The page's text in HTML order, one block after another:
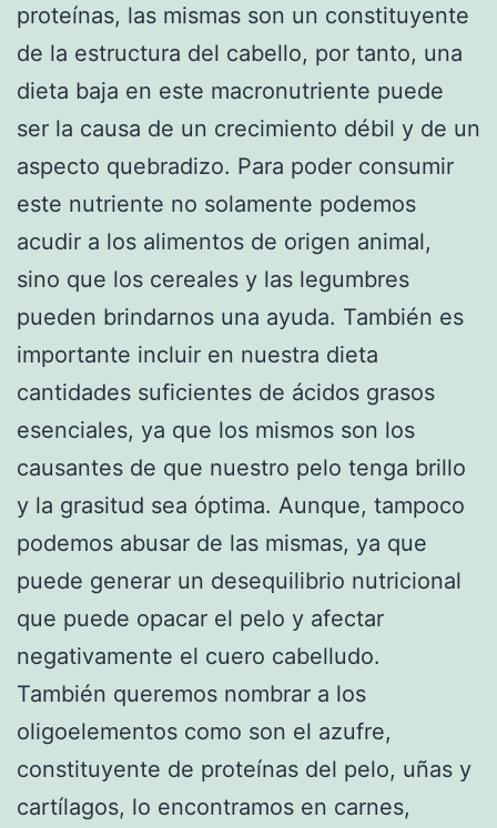
proteínas, las mismas son un constituyente
de la estructura del cabello, por tanto, una
dieta baja en este macronutriente puede
ser la causa de un crecimiento débil y de un
aspecto quebradizo. Para poder consumir
este nutriente no solamente podemos
acudir a los alimentos de origen animal,
sino que los cereales y las legumbres
pueden brindarnos una ayuda. También es
importante incluir en nuestra dieta
cantidades suficientes de ácidos grasos
esenciales, ya que los mismos son los
causantes de que nuestro pelo tenga brillo
y la grasitud sea óptima. Aunque, tampoco
podemos abusar de las mismas, ya que
puede generar un desequilibrio nutricional
que puede opacar el pelo y afectar
negativamente el cuero cabelludo.
También queremos nombrar a los
oligoelementos como son el azufre,
constituyente de proteínas del pelo, uñas y
cartílagos, lo encontramos en carnes,